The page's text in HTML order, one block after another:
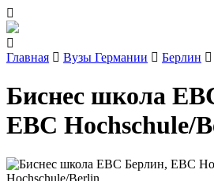
Главная Вузы Германии Берлин
Биснес школа
EBC Hochschule/